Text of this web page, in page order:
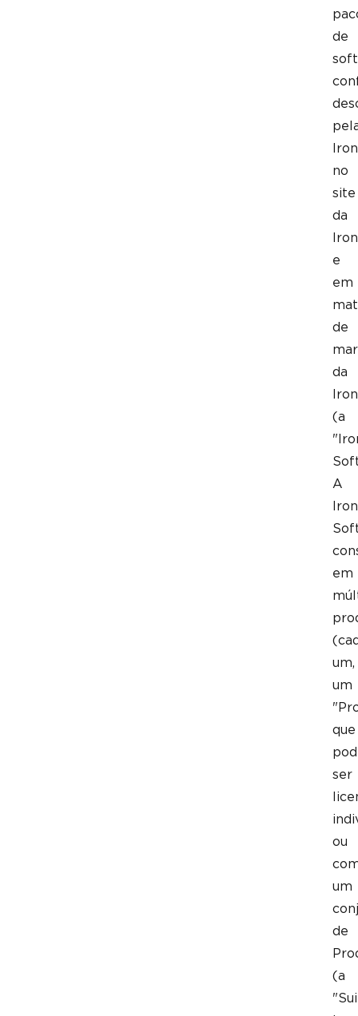
de
Iron
no
site
da
Iron
e
em
de
da
Iron
(a
A
Iron
em
um,
um
que
ser
ou
um
de
(a